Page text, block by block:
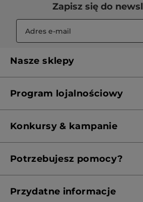
Zapisz się do
Nasze sklepy
Franczyza
Program lojalnościowy
Konkursy & kampanie
Potrzebujesz pomocy?
Przydatne informacje